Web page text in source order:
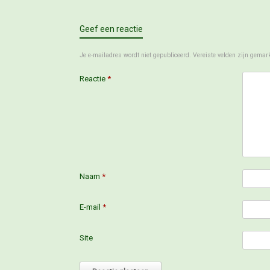
Geef een reactie
Je e-mailadres wordt niet gepubliceerd. Vereiste velden zijn
Reactie *
Naam *
E-mail *
Site